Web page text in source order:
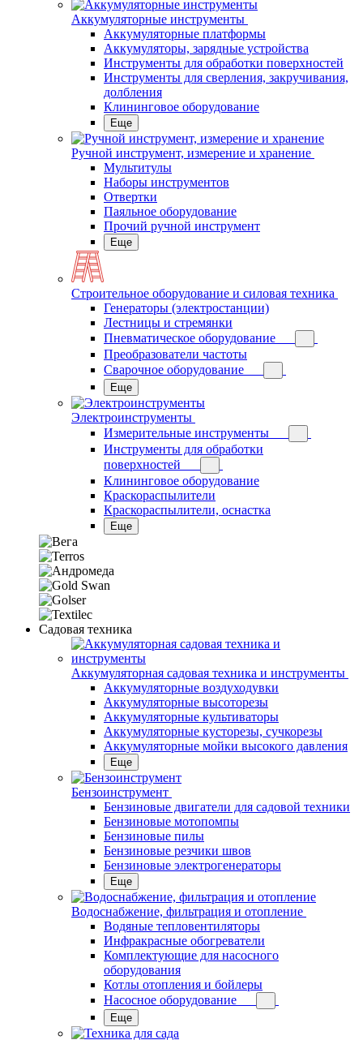
Аккумуляторные инструменты
Аккумуляторные платформы
Аккумуляторы, зарядные устройства
Инструменты для обработки поверхностей
Инструменты для сверления, закручивания,
долбления
Клининговое оборудование
Еще
Ручной инструмент, измерение и хранение
Мультитулы
Наборы инструментов
Отвертки
Паяльное оборудование
Прочий ручной инструмент
Еще
Строительное оборудование и силовая техника
Генераторы (электростанции)
Лестницы и стремянки
Пневматическое оборудование
Преобразователи частоты
Сварочное оборудование
Еще
Электроинструменты
Измерительные инструменты
Инструменты для обработки
поверхностей
Клининговое оборудование
Краскораспылители
Краскораспылители, оснастка
Еще
Садовая техника
Аккумуляторная садовая техника и инструменты
Аккумуляторные воздуходувки
Аккумуляторные высоторезы
Аккумуляторные культиваторы
Аккумуляторные кусторезы, сучкорезы
Аккумуляторные мойки высокого давления
Еще
Бензоинструмент
Бензиновые двигатели для садовой техники
Бензиновые мотопомпы
Бензиновые пилы
Бензиновые резчики швов
Бензиновые электрогенераторы
Еще
Водоснабжение, фильтрация и отопление
Водяные тепловентиляторы
Инфракрасные обогреватели
Комплектующие для насосного
оборудования
Котлы отопления и бойлеры
Насосное оборудование
Еще